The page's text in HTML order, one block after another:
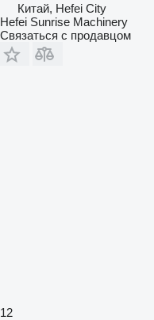
Китай, Hefei City
Hefei Sunrise Machinery
Связаться с продавцом
12